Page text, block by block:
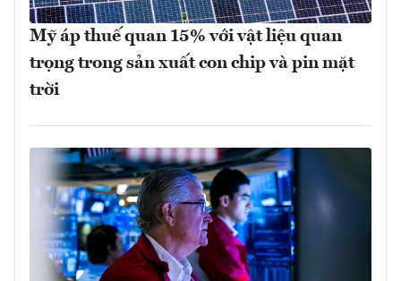
Mỹ áp thuế quan 15% với vật liệu quan
trọng trong sản xuất con chip và pin mặt
trời